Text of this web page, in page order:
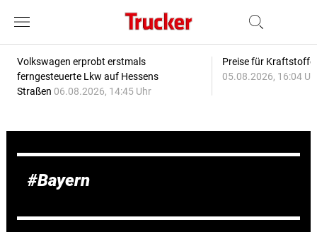
Volkswagen erprobt erstmals
ferngesteuerte Lkw auf Hessens
Straßen 06.08.2026, 14:45 Uhr
Preise für
05.08.2026, 16:04
Bayern